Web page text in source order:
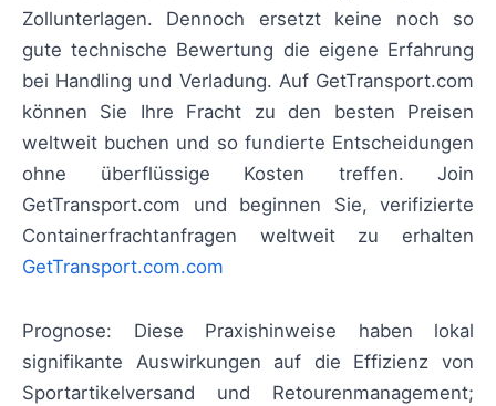
Zollunterlagen. Dennoch ersetzt keine noch so
gute technische Bewertung die eigene Erfahrung
bei Handling und Verladung. Auf GetTransport.com
können Sie Ihre Fracht zu den besten Preisen
weltweit buchen und so fundierte Entscheidungen
ohne überflüssige Kosten treffen. Join
GetTransport.com und beginnen Sie, verifizierte
Containerfrachtanfragen weltweit zu erhalten
GetTransport.com.com
Prognose: Diese Praxishinweise haben lokal
signifikante Auswirkungen auf die Effizienz von
Sportartikelversand und Retourenmanagement;